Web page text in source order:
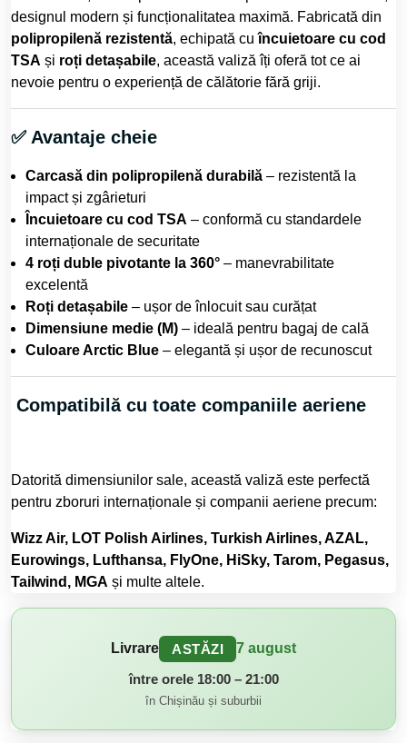
designul modern și funcționalitatea maximă. Fabricată din
polipropilenă rezistentă, echipată cuîncuietoare cu cod
TSA și roți detașabile, această valiză îți oferă tot ce ai
nevoie pentru o experiență de călătorie fără griji.
✅ Avantaje cheie
Carcasă din polipropilenă durabilă – rezistentă la
impact și zgârieturi
Încuietoare cu cod TSA – conformă cu standardele
internaționale de securitate
4 roți duble pivotante la 360° – manevrabilitate
excelentă
Roți detașabile – ușor de înlocuit sau curățat
Dimensiune medie (M) – ideală pentru bagaj de cală
Culoare Arctic Blue – elegantă și ușor de recunoscut
Compatibilă cu toate companiile aeriene
Datorită dimensiunilor sale, această valiză este perfectă
pentru zboruri internaționale și companii aeriene precum:
Wizz Air, LOT Polish Airlines, Turkish Airlines, AZAL,
Eurowings, Lufthansa, FlyOne, HiSky, Tarom, Pegasus,
Tailwind, MGA și multe altele.
Livrare ASTĂZI
7 august
între orele 18:00 – 21:00
în Chișinău și suburbii